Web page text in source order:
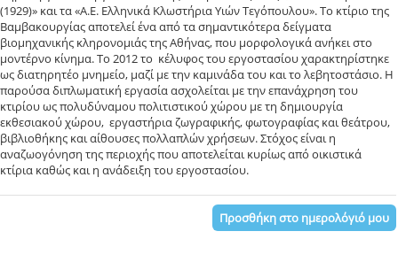
(1929)» και τα «Α.Ε. Ελληνικά Κλωστήρια Υιών Τεγόπουλου». Το κτίριο της
Βαμβακουργίας αποτελεί ένα από τα σημαντικότερα δείγματα
βιομηχανικής κληρονομιάς της Αθήνας, που μορφολογικά ανήκει στο
μοντέρνο κίνημα. Το 2012 το κέλυφος του εργοστασίου χαρακτηρίστηκε
ως διατηρητέο μνημείο, μαζί με την καμινάδα του και το λεβητοστάσιο. Η
παρούσα διπλωματική εργασία ασχολείται με την επανάχρηση του
κτιρίου ως πολυδύναμου πολιτιστικού χώρου με τη δημιουργία
εκθεσιακού χώρου, εργαστήρια ζωγραφικής, φωτογραφίας και θεάτρου,
βιβλιοθήκης και αίθουσες πολλαπλών χρήσεων. Στόχος είναι η
αναζωογόνηση της περιοχής που αποτελείται κυρίως από οικιστικά
κτίρια καθώς και η ανάδειξη του εργοστασίου.
Προσθήκη στο ημερολόγιό μου